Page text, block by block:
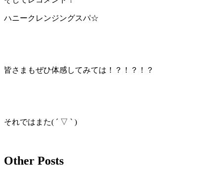
ハニークレンジングスパ☆
皆さまもぜひ体感してみては！？！？！？
それではまた( ´ ▽ ` )
Other Posts